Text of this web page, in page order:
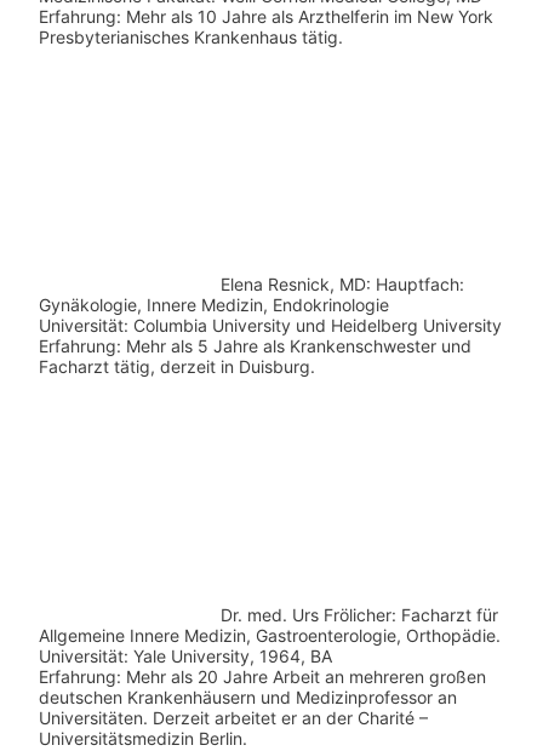
Erfahrung: Mehr als 10 Jahre als Arzthelferin im New York
Presbyterianisches Krankenhaus tätig.
Elena Resnick, MD: Hauptfach:
Gynäkologie, Innere Medizin, Endokrinologie
Universität: Columbia University und Heidelberg University
Erfahrung: Mehr als 5 Jahre als Krankenschwester und
Facharzt tätig, derzeit in Duisburg.
Dr. med. Urs Frölicher: Facharzt für
Allgemeine Innere Medizin, Gastroenterologie, Orthopädie.
Universität: Yale University, 1964, BA
Erfahrung: Mehr als 20 Jahre Arbeit an mehreren großen
deutschen Krankenhäusern und Medizinprofessor an
Universitäten. Derzeit arbeitet er an der Charité –
Universitätsmedizin Berlin.